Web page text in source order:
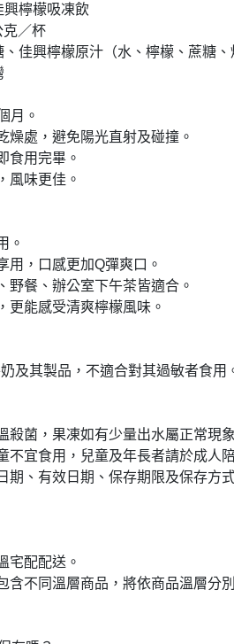
興檸檬吸凍飲
克／杯
、佳興檸檬原汁（水、檸檬、蔗糖
月。
燥處，避免陽光直射及碰撞。
食用完畢。
風味更佳。
。
用，口感更加Q彈爽口。
野餐、辦公室下午茶皆適合。
更能感受清爽檸檬風味。
及其製品，不適合對其過敏者食用
殺菌，果凍如有少量出水屬正常現
不宜食用，兒童及年長者請於成人
期、有效日期、保存期限及保存方
宅配配送。
含不同溫層商品，將依商品溫層分